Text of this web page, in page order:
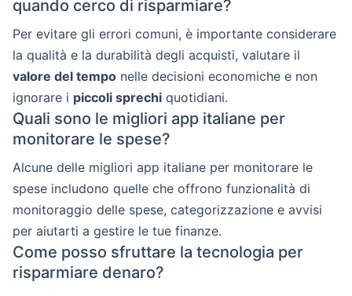
quando cerco di risparmiare?
Per evitare gli errori comuni, è importante considerare
la qualità e la durabilità degli acquisti, valutare il
valore del tempo nelle decisioni economiche e non
ignorare i piccoli sprechi quotidiani.
Quali sono le migliori app italiane per
monitorare le spese?
Alcune delle migliori app italiane per monitorare le
spese includono quelle che offrono funzionalità di
monitoraggio delle spese, categorizzazione e avvisi
per aiutarti a gestire le tue finanze.
Come posso sfruttare la tecnologia per
risparmiare denaro?